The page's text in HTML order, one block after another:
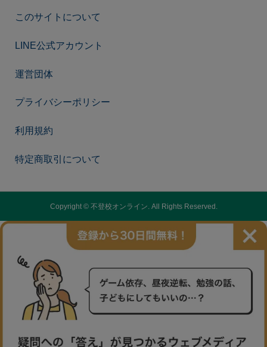
このサイトについて
LINE公式アカウント
運営団体
プライバシーポリシー
利用規約
特定商取引について
Copyright ©不登校オンライン. All Rights Reserved.